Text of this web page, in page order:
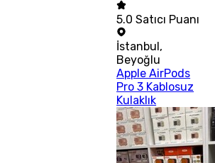
5.0 Satıcı Puanı
İstanbul,
Beyoğlu
Apple AirPods
Pro 3 Kablosuz
Kulaklık